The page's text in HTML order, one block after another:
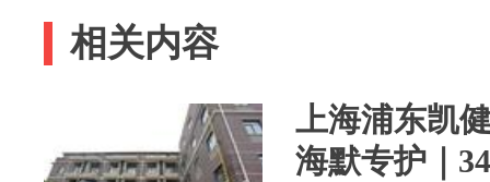
相关内容
上海浦东凯
海默专护｜